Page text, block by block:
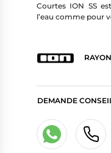
Courtes ION SS
l’eau comme pour
DEMANDE